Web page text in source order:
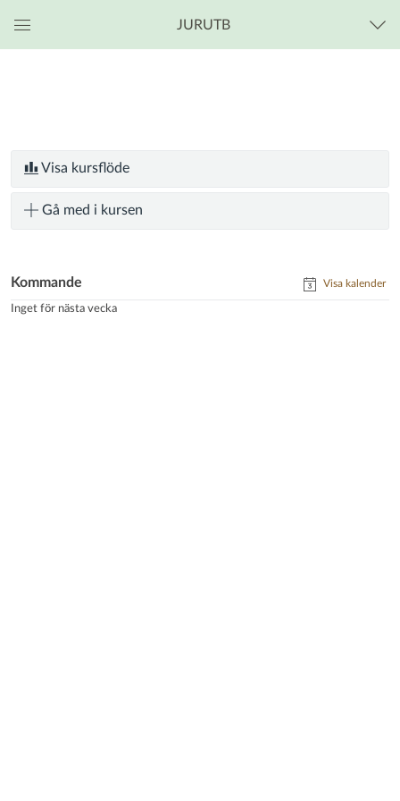
JURUTB
Visa kursflöde
Gå med i kursen
Kommande Visa kalender
Inget för nästa vecka